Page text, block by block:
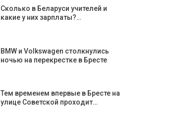
Сколько в Беларуси учителей и
какие у них зарплаты?…
BMW и Volkswagen столкнулись
ночью на перекрестке в Бресте
Тем временем впервые в Бресте на
улице Советской проходит…